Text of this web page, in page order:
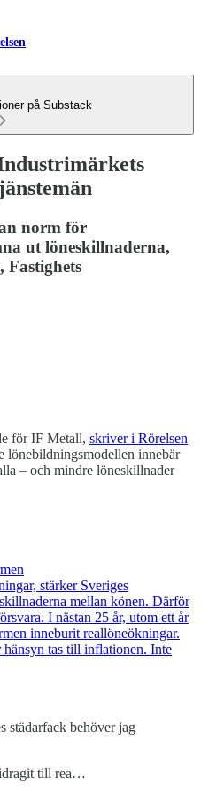
på Substack
norm för
ut löneskillnaderna,
Fastighets
för IF Metall, skriver i Rörelsen
lönebildningsmodellen innebär
– och mindre löneskillnader
stärker Sveriges
mellan könen. Därför
I nästan 25 år, utom ett år
inneburit reallöneökningar.
tas till inflationen. Inte
städarfack behöver jag
till rea…